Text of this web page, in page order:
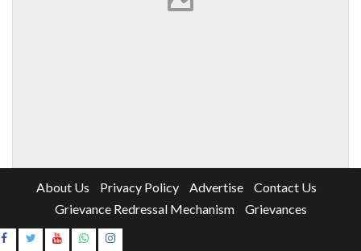
About Us Privacy Policy Advertise
Contact Us
Grievance Redressal Mechanism
Grievances
Instagram